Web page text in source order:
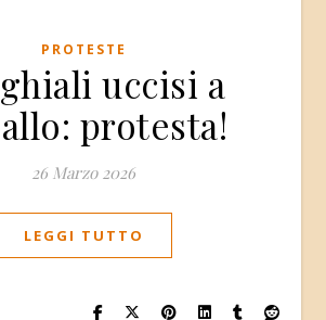
PROTESTE
uccisi a
protesta!
26 Marzo 2026
LEGGI TUTTO